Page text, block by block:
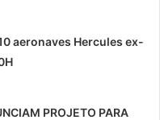
aeronaves Hercules ex-
PROJETO PARA